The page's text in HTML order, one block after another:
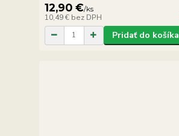
12,90 €/ks
10,49 € bez DPH
Pridať do košíka